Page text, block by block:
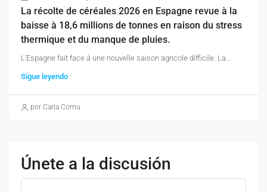
La récolte de céréales 2026 en Espagne revue à la
baisse à 18,6 millions de tonnes en raison du stress
thermique et du manque de pluies.
L’Espagne fait face à une nouvelle saison agricole difficile. La...
Sigue leyendo
por Carla Cornu
Únete a la discusión